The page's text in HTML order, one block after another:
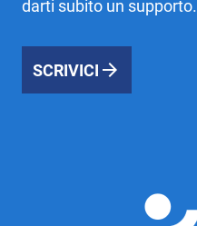
darti subito un supporto.
SCRIVICI